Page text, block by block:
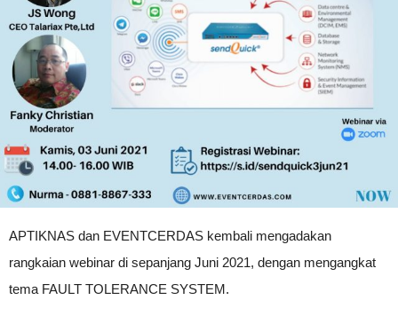
APTIKNAS dan EVENTCERDAS kembali mengadakan
rangkaian webinar di sepanjang Juni 2021, dengan mengangkat
tema FAULT TOLERANCE SYSTEM.